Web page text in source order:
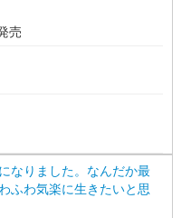
売
なりました。なんだか最
ふわ気楽に生きたいと思